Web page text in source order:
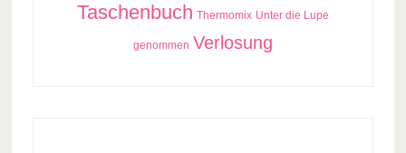
Taschenbuch Thermomix Unter die Lupe
genommen Verlosung